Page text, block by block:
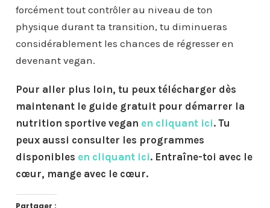
forcément tout contrôler au niveau de ton
physique durant ta transition, tu diminueras
considérablement les chances de régresser en
devenant vegan.
Pour aller plus loin, tu peux télécharger dès
maintenant le guide gratuit pour démarrer la
nutrition sportive vegan en cliquant ici. Tu
peux aussi consulter les programmes
disponibles en cliquant ici. Entraîne-toi avec le
cœur, mange avec le cœur.